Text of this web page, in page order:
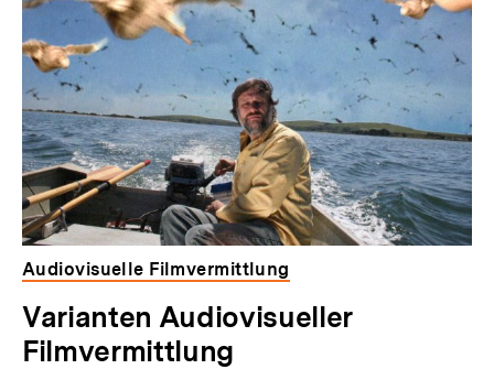
Audiovisuelle Filmvermittlung
Varianten Audiovisueller
Filmvermittlung